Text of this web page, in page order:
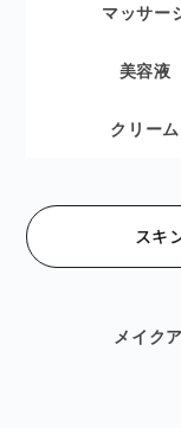
マッサー
美容液
クリーム
スキ
メイク